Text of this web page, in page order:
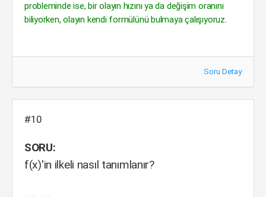
probleminde ise, bir olayın hızını ya da değişim oranını
biliyorken, olayın kendi formülünü bulmaya çalışıyoruz.
Soru Detay
#10
SORU:
f(x)'in ilkeli nasıl tanımlanır?